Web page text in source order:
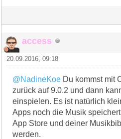
access
20.09.2016, 09:18
@NadineKoe Du kommst mit
zurück auf 9.0.2 und dann
einspielen. Es ist natürlich
Apps noch die Musik
App Store und deiner
werden.